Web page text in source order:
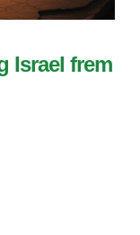
Israel frem